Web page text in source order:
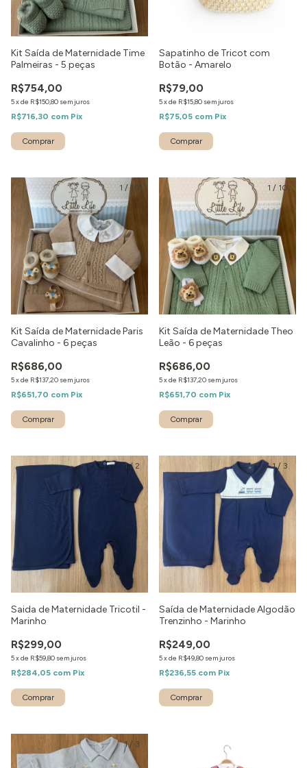
Kit Saída de Maternidade Time
Palmeiras - 5 peças
R$754,00
5xde R$150,80 sem juros
R$716,30 com Pix
Sapatinho de Tricot com
Botão - Amarelo
R$79,00
5xde R$15,80 sem juros
R$75,05 com Pix
1 /10
Kit Saída de Maternidade Paris
Cavalinho - 6 peças
R$686,00
5xde R$137,20 sem juros
R$651,70 com Pix
1 / 10
Kit Saída de Maternidade Theo
Leão - 6 peças
R$686,00
5xde R$137,20 sem juros
R$651,70 com Pix
Comprar
1/2
Saida de Maternidade Tricotil -
Marinho
R$299,00
5xde R$59,80 sem juros
R$284,05 com Pix
Comprar
1/ 3
Saída de Maternidade Algodão
Trenzinho - Marinho
R$249,00
5xde R$49,80 sem juros
R$236,55 com Pix
Comprar
1/ 3